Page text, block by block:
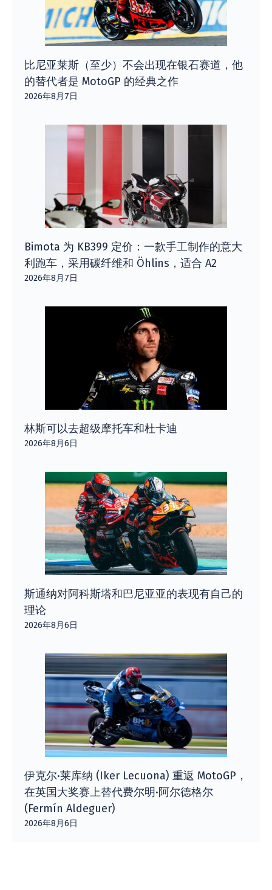
比尼亚莱斯（至少）不会出现在银石赛道，他
的替代者是 MotoGP 的经典之作
2026年8月7日
Bimota 为 KB399 定价：一款手工制作的意大
利跑车，采用碳纤维和 Öhlins，适合 A2
2026年8月7日
林斯可以去超级摩托车和杜卡迪
2026年8月6日
斯通纳对阿科斯塔和巴尼亚亚的表现有自己的
理论
2026年8月6日
伊克尔·莱库纳 (Iker Lecuona) 重返 MotoGP，
在英国大奖赛上替代费尔明·阿尔德格尔
(Fermín Aldeguer)
2026年8月6日